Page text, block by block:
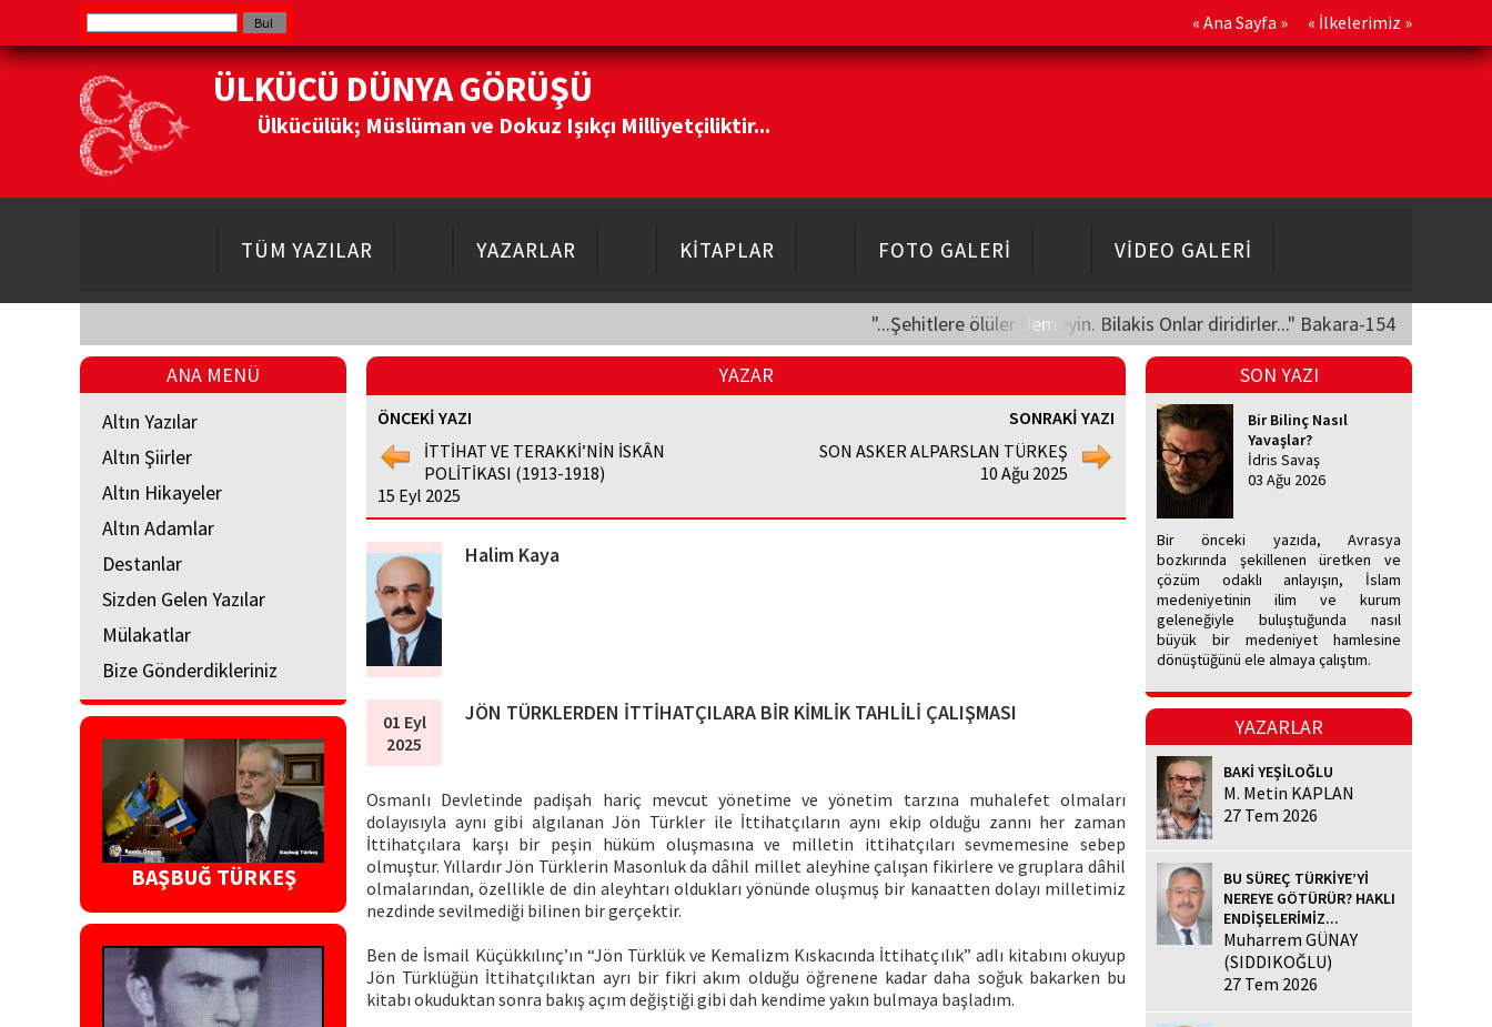
« Ana Sayfa » « İlkelerimiz »
ÜLKÜCÜ DÜNYA GÖRÜŞÜ
Ülkücülük; Müslüman ve Dokuz Işıkçı Milliyetçiliktir...
TÜM YAZILAR YAZARLAR KİTAPLAR FOTO GALERİ VİDEO GALERİ
"...Şehitlere ölüler demeyin. Bilakis Onlar diridirler..." Bakara-154
ANA MENÜ
Altın Yazılar
Altın Şiirler
Altın Hikayeler
Altın Adamlar
Destanlar
Sizden Gelen Yazılar
Mülakatlar
Bize Gönderdikleriniz
BAŞBUĞ TÜRKEŞ
YAZAR
ÖNCEKİ YAZI
İTTİHAT VE TERAKKİ’NİN İSKÂN
POLİTİKASI (1913-1918)
15 Eyl 2025
SONRAKİ YAZI
SON ASKER ALPARSLAN TÜRKEŞ
10 Ağu 2025
Halim Kaya
01 Eyl
2025
JÖN TÜRKLERDEN İTTİHATÇILARA BİR KİMLİK TAHLİLİ ÇALIŞMASI
Osmanlı Devletinde padişah hariç mevcut yönetime ve yönetim tarzına muhalefet olmaları
dolayısıyla aynı gibi algılanan Jön Türkler ile İttihatçıların aynı ekip olduğu zannı her zaman
İttihatçılara karşı bir peşin hüküm oluşmasına ve milletin ittihatçıları sevmemesine sebep
olmuştur. Yıllardır Jön Türklerin Masonluk da dâhil millet aleyhine çalışan fikirlere ve gruplara dâhil
olmalarından, özellikle de din aleyhtarı oldukları yönünde oluşmuş bir kanaatten dolayı milletimiz
nezdinde sevilmediği bilinen bir gerçektir.
Ben de İsmail Küçükkılınç’ın “Jön Türklük ve Kemalizm Kıskacında İttihatçılık” adlı kitabını okuyup
Jön Türklüğün İttihatçılıktan ayrı bir fikri akım olduğu öğrenene kadar daha soğuk bakarken bu
kitabı okuduktan sonra bakış açım değiştiği gibi dah kendime yakın bulmaya başladım.
SON YAZI
Bir Bilinç Nasıl
Yavaşlar?
İdris Savaş
03 Ağu 2026
Bir önceki yazıda, Avrasya
bozkırında şekillenen üretken ve
çözüm odaklı anlayışın, İslam
medeniyetinin ilim ve kurum
geleneğiyle buluştuğunda nasıl
büyük bir medeniyet hamlesine
dönüştüğünü ele almaya çalıştım.
YAZARLAR
BAKİ YEŞİLOĞLU
M. Metin KAPLAN
27 Tem 2026
BU SÜREÇ TÜRKİYE’Yİ
NEREYE GÖTÜRÜR? HAKLI
ENDİŞELERİMİZ...
Muharrem GÜNAY
(SIDDIKOĞLU)
27 Tem 2026